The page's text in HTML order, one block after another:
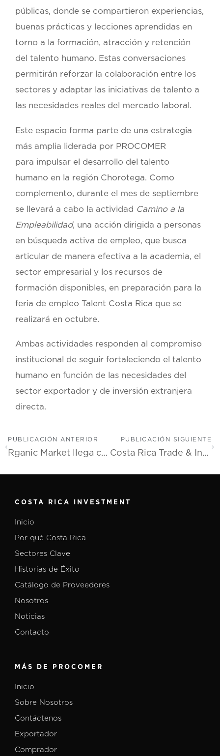
públicas, donde se compartieron experiencias,
buenas prácticas y lecciones aprendidas en
torno a la formación, atracción y retención
del talento humano. Estas conversaciones
permitirán reforzar la colaboración entre los
sectores y adaptar las iniciativas de talento a
las necesidades reales del mercado laboral.
Este espacio forma parte de una estrategia
más amplia liderada por PROCOMER
para impulsar el desarrollo del talento
humano en la región Chorotega. Como
complemento, durante el mes de septiembre
se llevará a cabo la actividad Camino a la
Empleabilidad, una acción dirigida a personas
en búsqueda activa de empleo, que busca
articular de manera efectiva a la academia, el
sector empresarial y los recursos de
formación disponibles, en preparación para la
feria de empleo Talent Costa Rica que se
realizará en octubre.
Ambas actividades responden al compromiso
institucional de seguir fortaleciendo el talento
humano en función de las necesidades del
sector exportador y de inversión extranjera
directa.
PUBLICACIÓN ANTERIOR
Rganic Market llega como el supermercado orgánico más grande e innovador del país
PUBLICACIÓN SIGUIENTE
Costa Rica Trade & Investment Summit posicionará al país como destino global para hacer negocios
COSTA RICA INVESTMENT
Inicio
Por qué Costa Rica
Sectores Clave
Historias de Éxito
Catálogo de Proveedores
Nosotros
Noticias
Contacto
MÁS DE PROCOMER
Inicio
Sobre Nosotros
Contáctenos
Exportador
Comprador